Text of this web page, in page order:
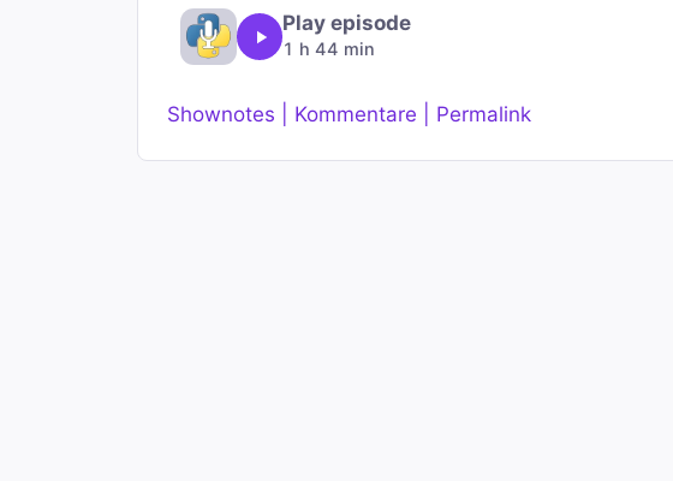
Play episode
1 h 44 min
Shownotes | Kommentare | Permalink